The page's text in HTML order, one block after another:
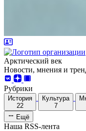
Арктический век
Новости, мнения и
Рубрики
История
22
Культура
7
Ещё
Наша RSS-лента